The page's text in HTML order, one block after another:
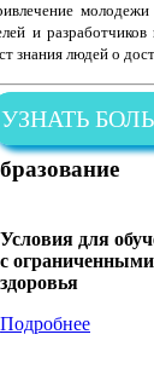
и
знания людей о
УЗНАТЬ
Условия для
с
здоровья
Подробнее